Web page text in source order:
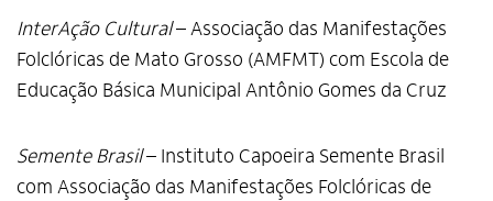
Alto Contraste
InterAção Cultural– Associação das Manifestações
Folclóricas de Mato Grosso (AMFMT) com Escola de
Educação Básica Municipal Antônio Gomes da Cruz
Semente Brasil– Instituto Capoeira Semente Brasil
com Associação das Manifestações Folclóricas de